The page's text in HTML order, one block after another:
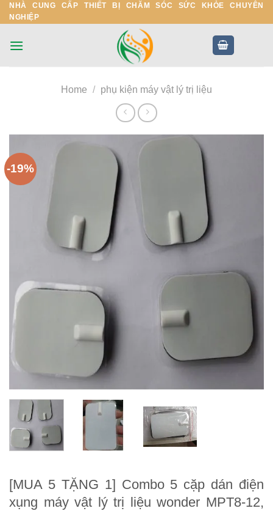
Skip
to
NHÀ CUNG CẤP THIẾT BỊ CHĂM SÓC SỨC KHỎE CHUYÊN
NGHIỆP
Home / phụ kiện máy vật lý trị liệu
-19%
[MUA 5 TẶNG 1] Combo 5 cặp dán điện
xụng máy vật lý trị liệu wonder MPT8-12,